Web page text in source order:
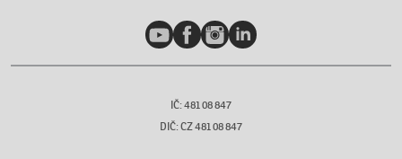
YouTubeFacebookInstagramLinkedIn
IČ: 481 08 847
DIČ: CZ 481 08 847